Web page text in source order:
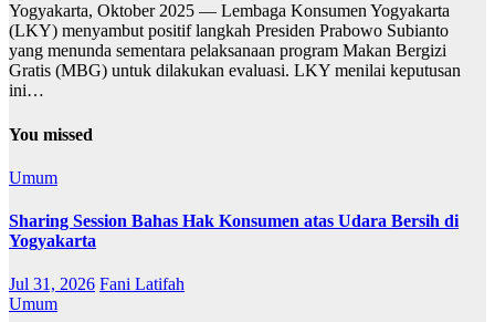
Yogyakarta, Oktober 2025 — Lembaga Konsumen Yogyakarta
(LKY) menyambut positif langkah Presiden Prabowo Subianto
yang menunda sementara pelaksanaan program Makan Bergizi
Gratis (MBG) untuk dilakukan evaluasi. LKY menilai keputusan
ini…
You missed
Umum
Sharing Session Bahas Hak Konsumen atas Udara Bersih di
Yogyakarta
Jul 31, 2026 Fani Latifah
Umum